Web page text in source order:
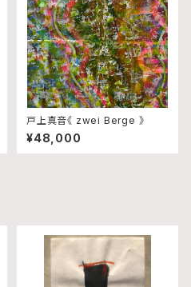
戸上真音《 zwei Berge 》
¥48,000